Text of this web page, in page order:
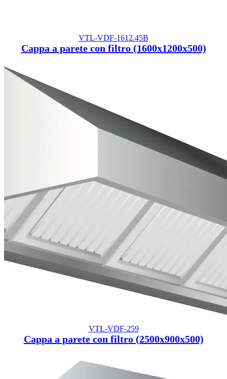
VTL-VDF-1612.45B
Cappa a parete con filtro (1600x1200x500)
VTL-VDF-259
Cappa a parete con filtro (2500x900x500)